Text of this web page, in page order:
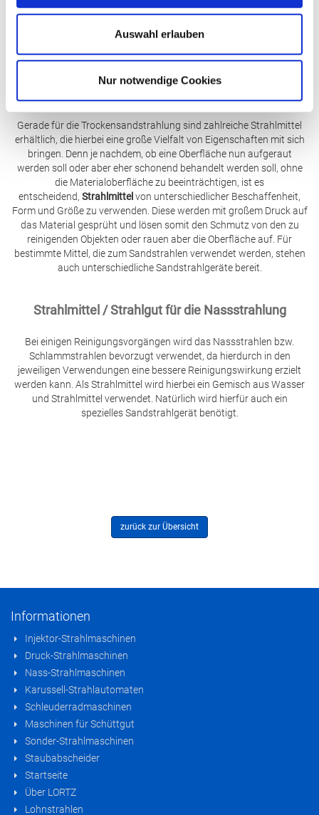
Auswahl erlauben
Nur notwendige Cookies
zum Aufrauen eignet. DieStrahlmittelsind in Säcken zu mehreren
und auch auf Vorrat bestellen kann, wenn man einen größeren
Bedarf hat.
Gerade für die Trockensandstrahlung sind zahlreiche Strahlmittel
erhältlich, die hierbei eine große Vielfalt von Eigenschaften mit sich
bringen. Denn je nachdem, ob eine Oberfläche nun aufgeraut
werden soll oder aber eher schonend behandelt werden soll, ohne
die Materialoberfläche zu beeinträchtigen, ist es
entscheidend, Strahlmittel von unterschiedlicher Beschaffenheit,
Form und Größe zu verwenden. Diese werden mit großem Druck auf
das Material gesprüht und lösen somit den Schmutz von den zu
reinigenden Objekten oder rauen aber die Oberfläche auf. Für
bestimmte Mittel, die zum Sandstrahlen verwendet werden, stehen
auch unterschiedliche Sandstrahlgeräte bereit.
Strahlmittel / Strahlgut für die Nassstrahlung
Bei einigen Reinigungsvorgängen wird das Nassstrahlen bzw.
Schlammstrahlen bevorzugt verwendet, da hierdurch in den
jeweiligen Verwendungen eine bessere Reinigungswirkung erzielt
werden kann. Als Strahlmittel wird hierbei ein Gemisch aus Wasser
und Strahlmittel verwendet. Natürlich wird hierfür auch ein
spezielles Sandstrahlgerät benötigt.
zurück zur Übersicht
Informationen
Injektor-Strahlmaschinen
Druck-Strahlmaschinen
Nass-Strahlmaschinen
Karussell-Strahlautomaten
Schleuderradmaschinen
Maschinen für Schüttgut
Sonder-Strahlmaschinen
Staubabscheider
Startseite
Über LORTZ
Lohnstrahlen